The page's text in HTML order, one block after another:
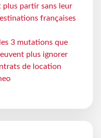
plus partir sans leur
françaises
3 mutations que
plus ignorer
de location